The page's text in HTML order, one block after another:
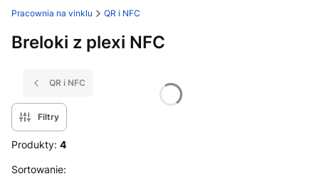
Pracownia na vinklu QR i NFC
Breloki z plexi NFC
QR i NFC
Filtry
Produkty: 4
Lista produktów
Sortowanie: